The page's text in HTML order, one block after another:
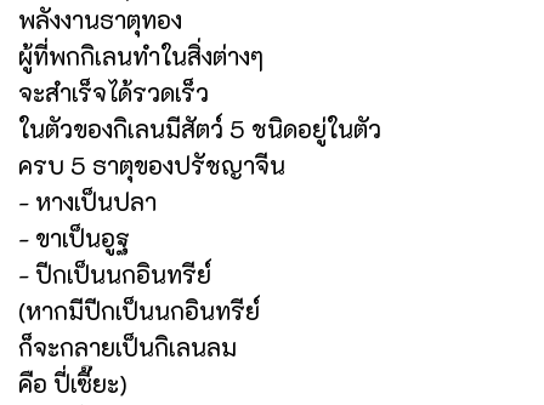
พลังงานธาตุทอง
ผู้ที่พกกิเลนทำในสิ่งต่างๆ
จะสำเร็จได้รวดเร็ว
ในตัวของกิเลนมีสัตว์ 5 ชนิดอยู่ในตัว
ครบ 5 ธาตุของปรัชญาจีน
- หางเป็นปลา
- ขาเป็นอูฐ
- ปีกเป็นนกอินทรีย์
(หากมีปีกเป็นนกอินทรีย์
ก็จะกลายเป็นกิเลนลม
คือ ปี่เซี๊ยะ)